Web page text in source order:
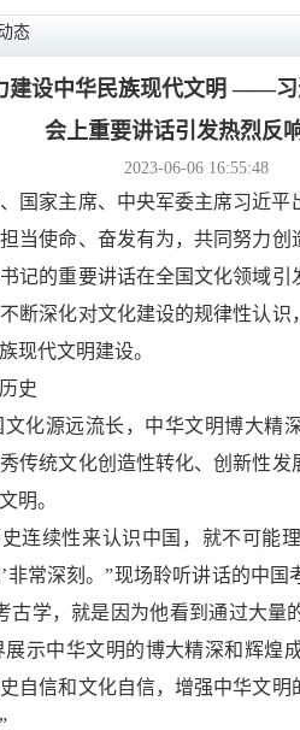
态
建设中华民族现代文明 ​——
会上重要讲话引发热烈反
2023-06-06 16:55:48
国家主席、中央军委主席习近
当使命、奋发有为，共同努力
记的重要讲话在全国文化领域
断深化对文化建设的规律性认
现代文明建设。
史
化源远流长，中华文明博大精
传统文化创造性转化、创新性
明。
连续性来认识中国，就不可能
非常深刻。”现场聆听讲话的中
古学，就是因为他看到通过大量
示中华文明的博大精深和辉煌
自信和文化自信，增强中华文